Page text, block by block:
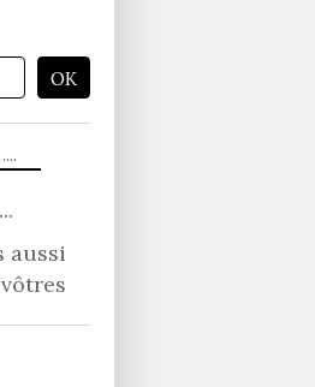
aussi